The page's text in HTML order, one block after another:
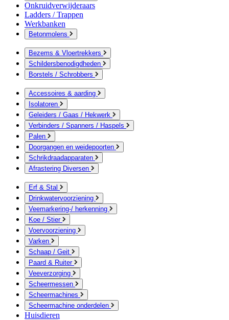
Onkruidverwijderaars
Ladders / Trappen
Werkbanken
Betonmolens
Bezems & Vloertrekkers
Schildersbenodigdheden
Borstels / Schrobbers
Accessoires & aarding
Isolatoren
Geleiders / Gaas / Hekwerk
Verbinders / Spanners / Haspels
Palen
Doorgangen en weidepoorten
Schrikdraadapparaten
Afrastering Diversen
Erf & Stal
Drinkwatervoorziening
Veemarkering-/ herkenning
Koe / Stier
Voervoorziening
Varken
Schaap / Geit
Paard & Ruiter
Veeverzorging
Scheermessen
Scheermachines
Scheermachine onderdelen
Huisdieren